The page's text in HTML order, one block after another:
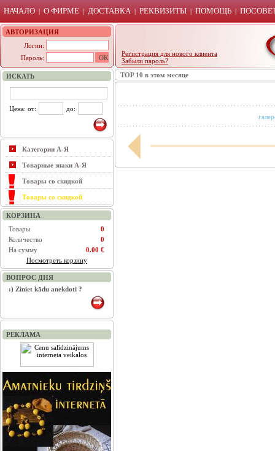
НАЧАЛО | О ФИРМЕ | ДОСТАВКА | РЕКВИЗИТЫ | ПОМОЩЬ |
АВТОРИЗАЦИЯ
Логин:
Пароль:
Регистрация для нового клиента
Забыли пароль?
ИСКАТЬ
Цена: от: до:
Категории А-Я
Товарные знаки А-Я
Товары со скидкой
Товары со скидкой
КОРЗИНА
Товары
0
Количество
0
На сумму
0.00 €
Посмотреть корзину
ВОПРОС ДНЯ
:) Ziniet kādu anekdoti ?
РЕКЛАМА
TOP 10 в этом месяце